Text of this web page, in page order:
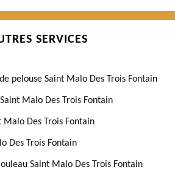
SERVICES
pelouse Saint Malo Des Trois Fontain
Malo Des Trois Fontain
Malo Des Trois Fontain
Des Trois Fontain
Saint Malo Des Trois Fontain